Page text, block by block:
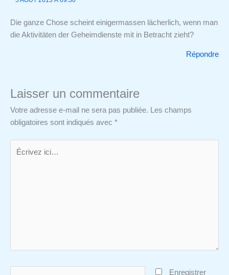
Die ganze Chose scheint einigermassen lächerlich, wenn man
die Aktivitäten der Geheimdienste mit in Betracht zieht?
Répondre
Laisser un commentaire
Votre adresse e-mail ne sera pas publiée.
Les champs
obligatoires sont indiqués avec *
Enregistrer